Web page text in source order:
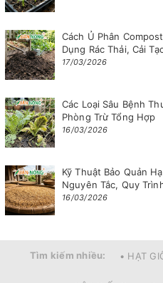
Cách Ủ Phân
Dụng Rác Thải, Cải
17/03/2026
Các Loại Sâu Bệnh
Phòng Trừ Tổng Hợp
16/03/2026
Kỹ Thuật Bảo Quản
Nguyên Tắc, Quy
16/03/2026
Tìm kiếm nhiều: • HẠT